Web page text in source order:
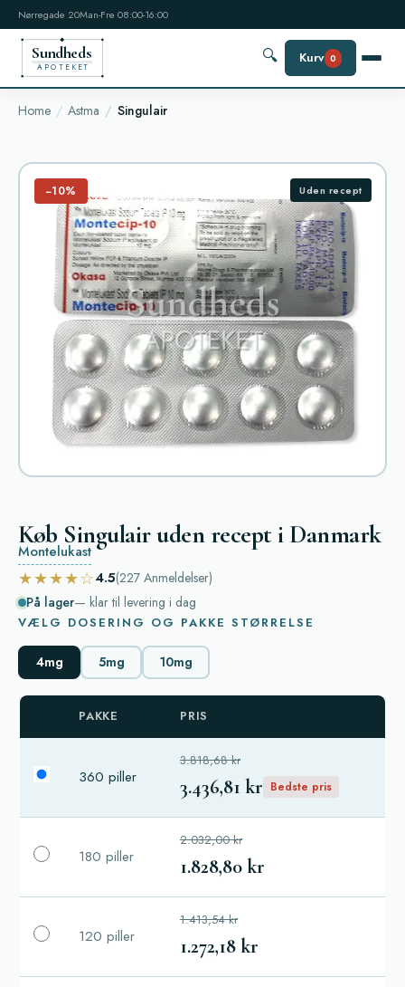
Nørregade 20Man-Fre 08:00-16:00
Sundheds
APOTEKET
🔍 Kurv 0
Home Astma Singulair
−10% Uden recept
Køb Singulair uden recept i Danmark
Montelukast
★★★★☆4.5(227 Anmeldelser)
På lager— klar til levering i dag
VÆLG DOSERING OG PAKKE STØRRELSE
4mg 5mg 10mg
PAKKE PRIS
360 piller
3.818,68 kr
3.436,81 kr Bedste pris
180 piller
2.032,00 kr
1.828,80 kr
120 piller
1.413,54 kr
1.272,18 kr